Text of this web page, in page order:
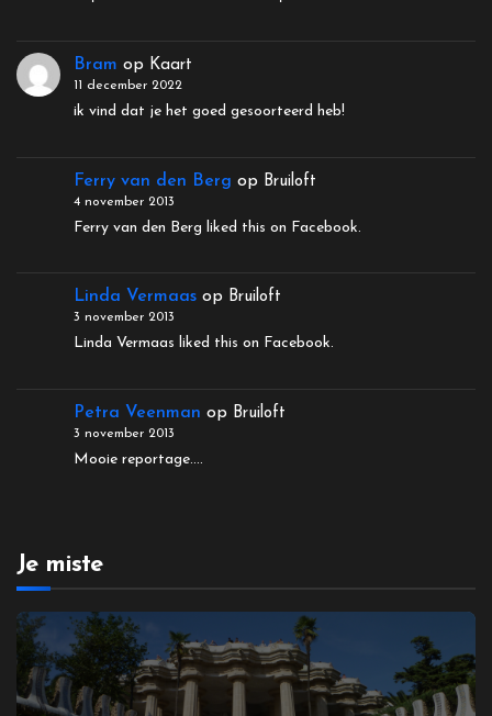
Bram op Kaart
11 december 2022
ik vind dat je het goed gesoorteerd heb!
Ferry van den Berg op Bruiloft
4 november 2013
Ferry van den Berg liked this on Facebook.
Linda Vermaas op Bruiloft
3 november 2013
Linda Vermaas liked this on Facebook.
Petra Veenman op Bruiloft
3 november 2013
Mooie reportage....
Je miste